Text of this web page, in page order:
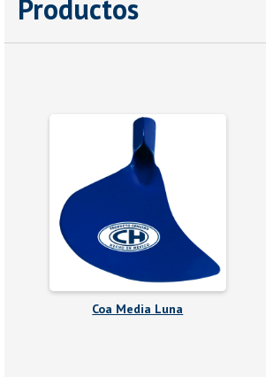
Productos
Coa Media Luna